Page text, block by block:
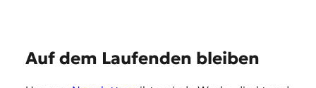
Auf dem Laufenden bleiben